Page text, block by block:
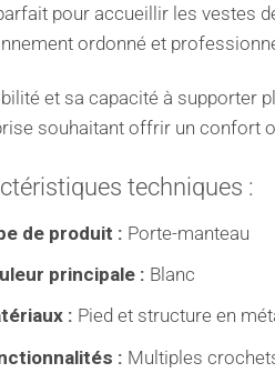
pour accueillir les vestes
ordonné et
et sa capacité à supporter
souhaitant offrir un confort
techniques :
de produit : Porte-manteau
principale : Blanc
: Pied et structure en
: Multiples